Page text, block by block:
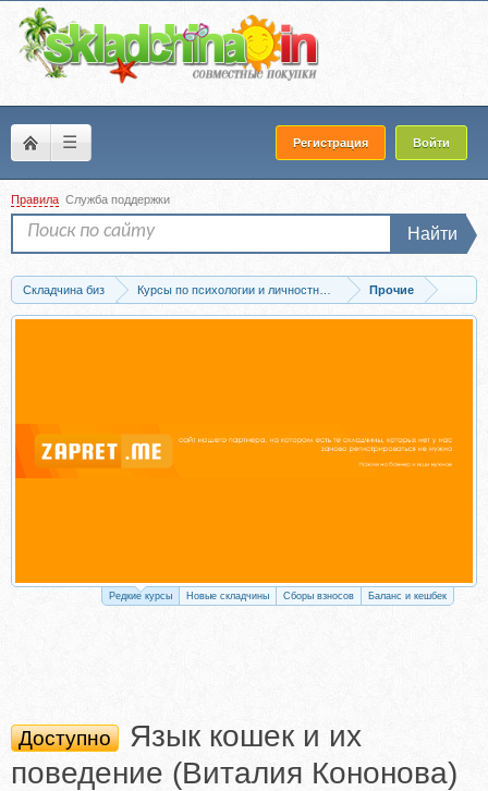
☰ Регистрация Войти
Правила Служба поддержки
Найти
Складчина биз Курсы по психологии и личностному развитию
Прочие
Скачать Язык кошек и их поведение (Виталия Кононова)
Редкие курсы Новые складчины Сборы взносов Баланс и кешбек
Доступно
Язык кошек и их
поведение (Виталия Кононова)